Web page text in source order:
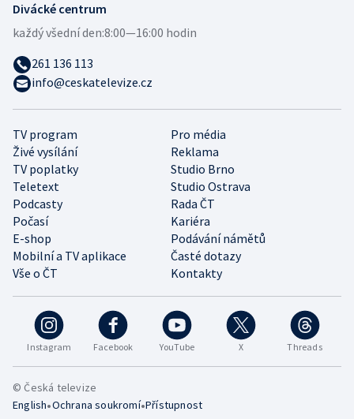
Instagram Facebook YouTube X Threads
TV program
Pro média
Živé vysílání
Reklama
TV poplatky
Studio Brno
Teletext
Studio Ostrava
Podcasty
Rada ČT
Počasí
Kariéra
E-shop
Podávání námětů
Mobilní a TV aplikace
Časté dotazy
Vše o ČT
Kontakty
Divácké centrum
každý všední den:8:00—16:00 hodin
261 136 113
info@ceskatelevize.cz
© Česká televize
English•Ochrana soukromí•Přístupnost